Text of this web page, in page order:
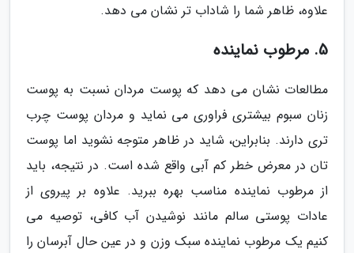
علاوه، ظاهر شما را شاداب تر نشان می دهد.
5. مرطوب نماینده
مطالعات نشان می دهد که پوست مردان نسبت به پوست
زنان سبوم بیشتری فراوری می نماید و مردان پوست چرب
تری دارند. بنابراین، شاید در ظاهر متوجه نشوید اما پوست
تان در معرض خطر کم آبی واقع شده است. در نتیجه، باید
از مرطوب نماینده مناسب بهره ببرید. علاوه بر پیروی از
عادات پوستی سالم مانند نوشیدن آب کافی، توصیه می
کنیم یک مرطوب نماینده سبک وزن و در عین حال آبرسان را